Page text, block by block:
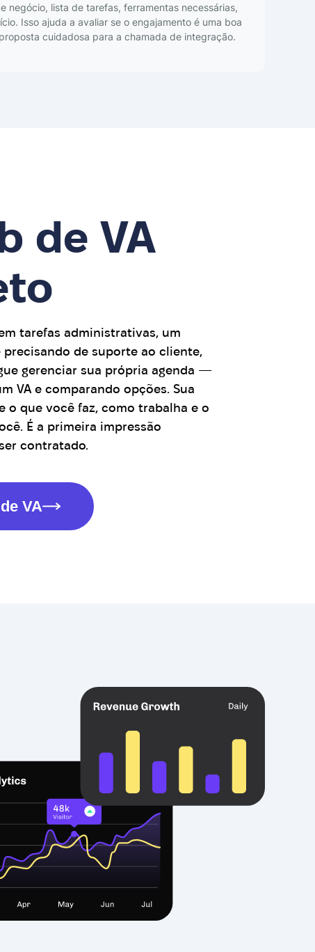
negócio, lista de tarefas, ferramentas necessárias,
Isso ajuda a avaliar se o engajamento é uma boa
cuidadosa para a chamada de integração.
de VA
tarefas administrativas, um
de suporte ao cliente,
gerenciar sua própria agenda —
VA e comparando opções. Sua
o que você faz, como trabalha e o
É a primeira impressão
contratado.
VA